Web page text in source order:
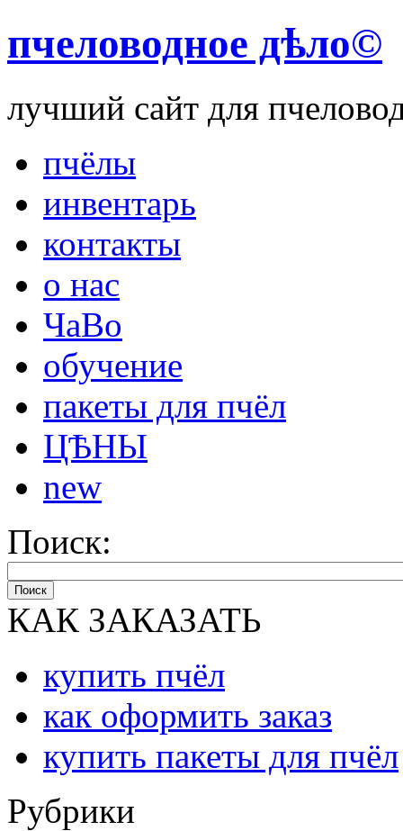
пчеловодное дѣло©
лучший сайт для
пчёлы
инвентарь
контакты
о нас
ЧаВо
обучение
пакеты для пчёл
ЦѢНЫ
new
Поиск:
Поиск
КАК ЗАКАЗАТЬ
купить пчёл
как оформить заказ
купить пакеты для пчёл
Рубрики